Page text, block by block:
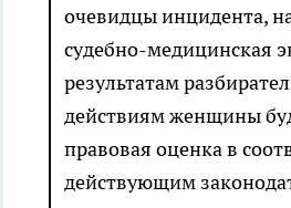
очевидцы инцидента,
судебно-медицинская
результатам
действиям женщины
правовая оценка в
действующим